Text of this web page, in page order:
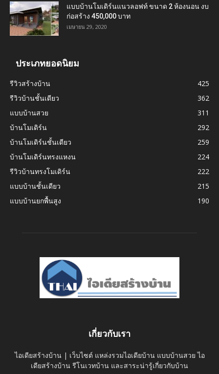
แบบบ้านโมเดิร์นแนวลอฟท์ ขนาด 2 ห้องนอน งบ
ก่อสร้าง 450,000 บาท
เมษายน 29, 2020
ประเภทยอดนิยม
รีวิวสร้างบ้าน
425
รีวิวบ้านชั้นเดียว
362
แบบบ้านสวย
311
บ้านโมเดิร์น
292
บ้านโมเดิร์นชั้นเดียว
259
บ้านโมเดิร์นทรงแหงน
224
รีวิวบ้านทรงโมเดิร์น
222
แบบบ้านชั้นเดียว
215
แบบบ้านยกพื้นสูง
190
เกี่ยวกับเรา
ไอเดียสร้างบ้าน | เว็บไซต์ แหล่งรวมไอเดียบ้าน แบบบ้านสวย ไอ
เดียสร้างบ้าน รีโนเวทบ้าน และสาระน่ารู้เกี่ยวกับบ้าน